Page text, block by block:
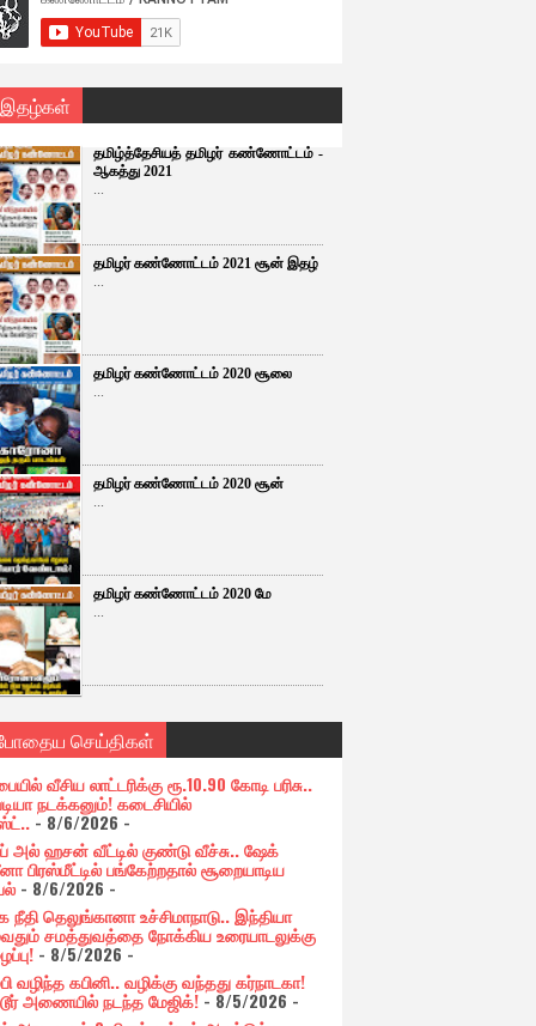
இதழ்கள்
தமிழ்த்தேசியத் தமிழர் கண்ணோட்டம் -
ஆகத்து 2021
...
தமிழர் கண்ணோட்டம் 2021 சூன் இதழ்
...
தமிழர் கண்ணோட்டம் 2020 சூலை
...
தமிழர் கண்ணோட்டம் 2020 சூன்
...
தமிழர் கண்ணோட்டம் 2020 மே
...
செய்திகள்
வீசிய லாட்டரிக்கு ரூ.10.90 கோடி பரிசு..
நடக்கனும்! கடைசியில்
- 8/6/2026 -
அல் ஹசன் வீட்டில் குண்டு வீச்சு.. ஷேக்
பிரஸ்மீட்டில் பங்கேற்றதால் சூறையாடிய
- 8/6/2026 -
நீதி தெலுங்கானா உச்சிமாநாடு.. இந்தியா
சமத்துவத்தை நோக்கிய உரையாடலுக்கு
- 8/5/2026 -
வழிந்த கபினி.. வழிக்கு வந்தது கர்நாடகா!
அணையில் நடந்த மேஜிக்!- 8/5/2026 -